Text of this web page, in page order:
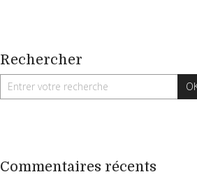
Rechercher
Commentaires récents